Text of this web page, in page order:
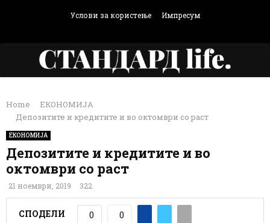
Услови за користење Импресум
PRIMARY
MENU
Home
ЕКОНОМИЈА
Депозитите и кредитите и во октомври со раст
ЕКОНОМИЈА
Депозитите и кредитите и во
октомври со раст
21 ноември, 2019 322
СПОДЕЛИ 0 0